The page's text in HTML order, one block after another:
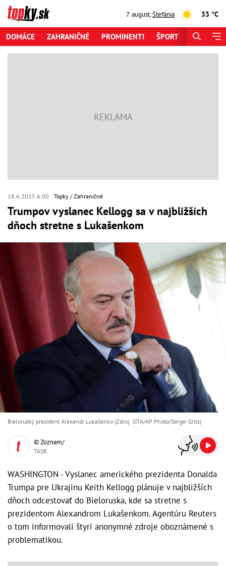
7. august,Štefánia 33 °C
DOMÁCE ZAHRANIČNÉ PROMINENTI ŠPORT
18.6.2025 6:00 Topky Zahraničné
Trumpov vyslanec Kellogg sa v najbližších
dňoch stretne s Lukašenkom
Bieloruský prezident Alexandr Lukašenko (Zdroj: SITA/AP Photo/Sergei Grits)
© Zoznam/
TASR
WASHINGTON - Vyslanec amerického prezidenta Donalda
Trumpa pre Ukrajinu Keith Kellogg plánuje v najbližších
dňoch odcestovať do Bieloruska, kde sa stretne s
prezidentom Alexandrom Lukašenkom. Agentúru Reuters
o tom informovali štyri anonymné zdroje oboznámené s
problematikou.